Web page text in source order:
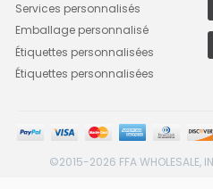
Services personnalisés
Emballage personnalisé
Étiquettes personnalisées
Étiquettes personnalisées
©2015-2026 FFA WHOLESALE,